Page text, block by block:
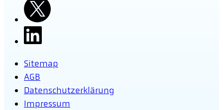
Sitemap
AGB
Datenschutzerklärung
Impressum